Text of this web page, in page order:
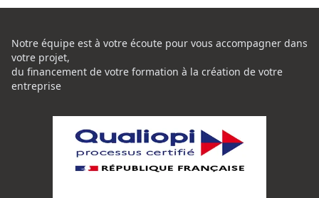
Notre équipe est à votre écoute pour vous accompagner dans
votre projet,
du financement de votre formation à la création de votre
entreprise